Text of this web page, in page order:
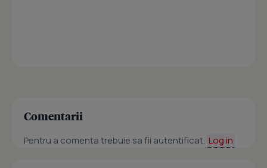
Comentarii
Pentru a comenta trebuie sa fii autentificat. Log in